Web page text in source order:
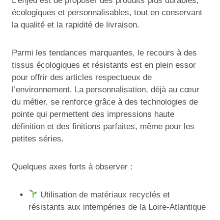
écologiques et personnalisables, tout en conservant
la qualité et la rapidité de livraison.
Parmi les tendances marquantes, le recours à des
tissus écologiques et résistants est en plein essor
pour offrir des articles respectueux de
l’environnement. La personnalisation, déjà au cœur
du métier, se renforce grâce à des technologies de
pointe qui permettent des impressions haute
définition et des finitions parfaites, même pour les
petites séries.
Quelques axes forts à observer :
Utilisation de matériaux recyclés et
résistants aux intempéries de la Loire-Atlantique